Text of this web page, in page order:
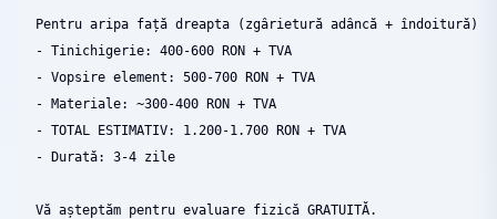
Pentru aripa față dreapta (zgârietură adâncă + îndoitură):
- Tinichigerie: 400-600 RON + TVA
- Vopsire element: 500-700 RON + TVA
- Materiale: ~300-400 RON + TVA
- TOTAL ESTIMATIV: 1.200-1.700 RON + TVA
- Durată: 3-4 zile